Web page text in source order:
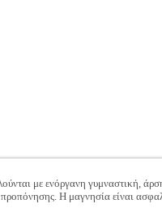
με ενόργανη γυμναστική,
Η μαγνησία είναι